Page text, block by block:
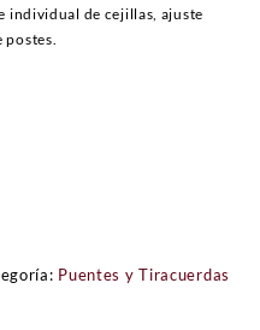
individual de cejillas, ajuste
postes.
Puentes y Tiracuerdas